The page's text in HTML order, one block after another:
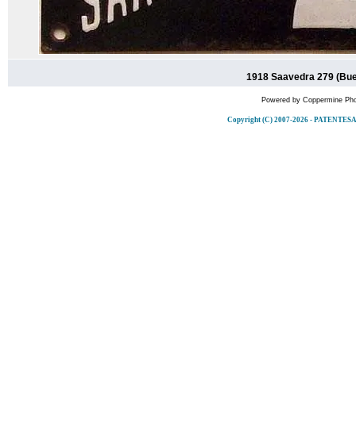
1918 Saavedra 279
Powered by Coppermine
Copyright (C) 2007-2026 -